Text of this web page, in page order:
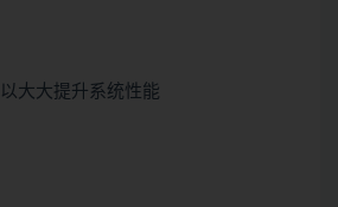
大大提升系统性能